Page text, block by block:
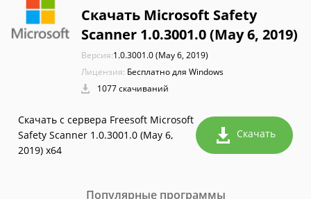
Скачать Microsoft Safety
Scanner 1.0.3001.0 (May 6, 2019)
Версия:1.0.3001.0 (May 6, 2019)
Лицензия: Бесплатно для Windows
1077 скачиваний
Скачать с сервера Freesoft Microsoft
Safety Scanner 1.0.3001.0 (May 6,
2019) x64
Скачать
Популярные программы